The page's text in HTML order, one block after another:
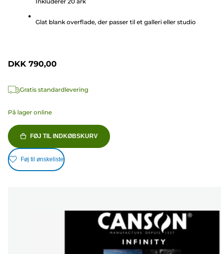
stjerner.
Glat blank overflade, der passer til et galleri eller studio
DKK 790,00
Gratis standardlevering
På lager online
FØJ TIL INDKØBSKURV
Føj til ønskeliste